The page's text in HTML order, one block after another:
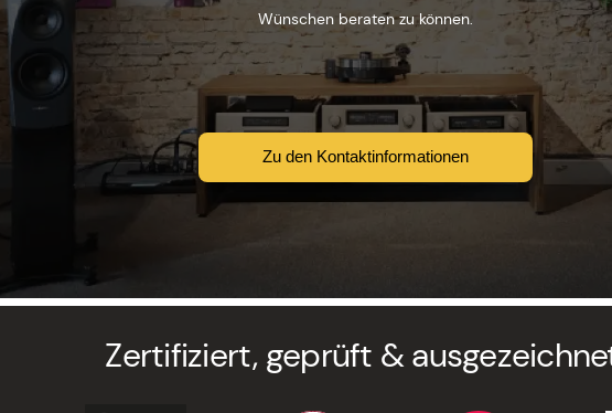
Wünschen beraten zu können.
Zu den Kontaktinformationen
Zertifiziert, geprüft &